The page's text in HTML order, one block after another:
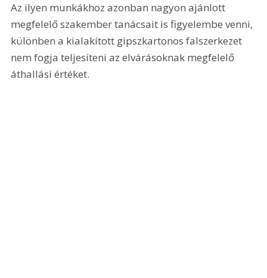
Az ilyen munkákhoz azonban nagyon ajánlott
megfelelő szakember tanácsait is figyelembe venni,
különben a kialakított gipszkartonos falszerkezet
nem fogja teljesíteni az elvárásoknak megfelelő
áthallási értéket.